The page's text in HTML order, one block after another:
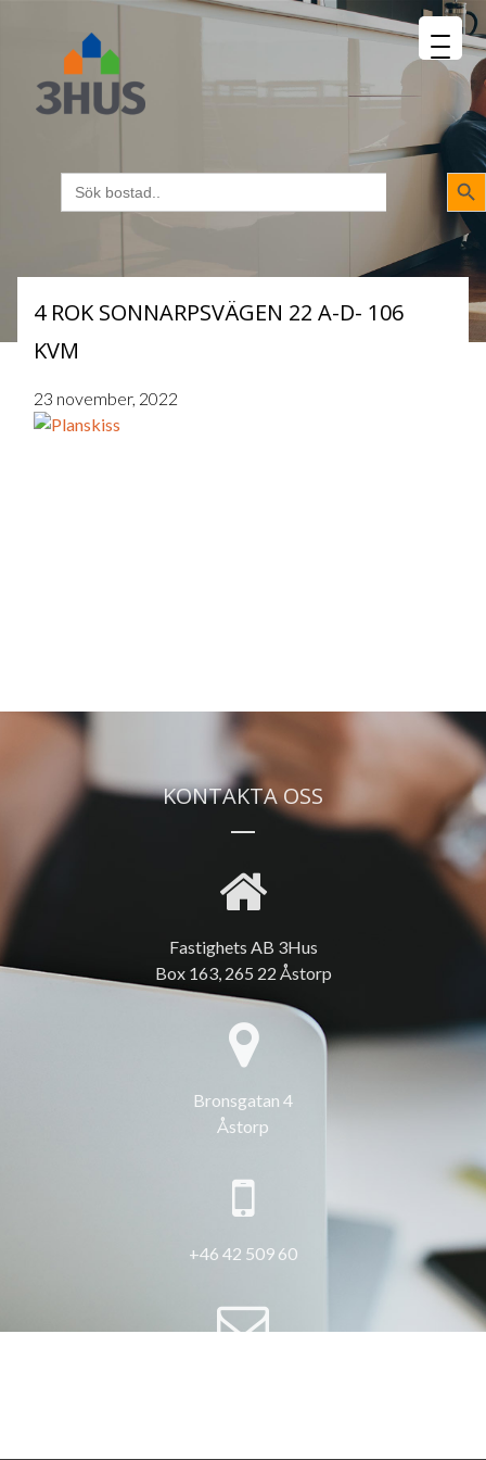
Sök
efter:
4 ROK SONNARPSVÄGEN 22 A-D- 106
KVM
23 november, 2022
KONTAKTA OSS
Fastighets AB 3Hus
Box 163, 265 22 Åstorp
Bronsgatan 4
Åstorp
+46 42 509 60
MENU